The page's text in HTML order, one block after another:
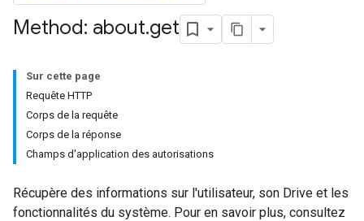
Method: about.get
Sur cette page
Requête HTTP
Corps de la requête
Corps de la réponse
Champs d'application des autorisations
Récupère des informations sur l'utilisateur, son Drive et les
fonctionnalités du système. Pour en savoir plus, consultez